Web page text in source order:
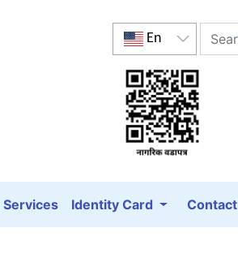
En
Services Identity Card